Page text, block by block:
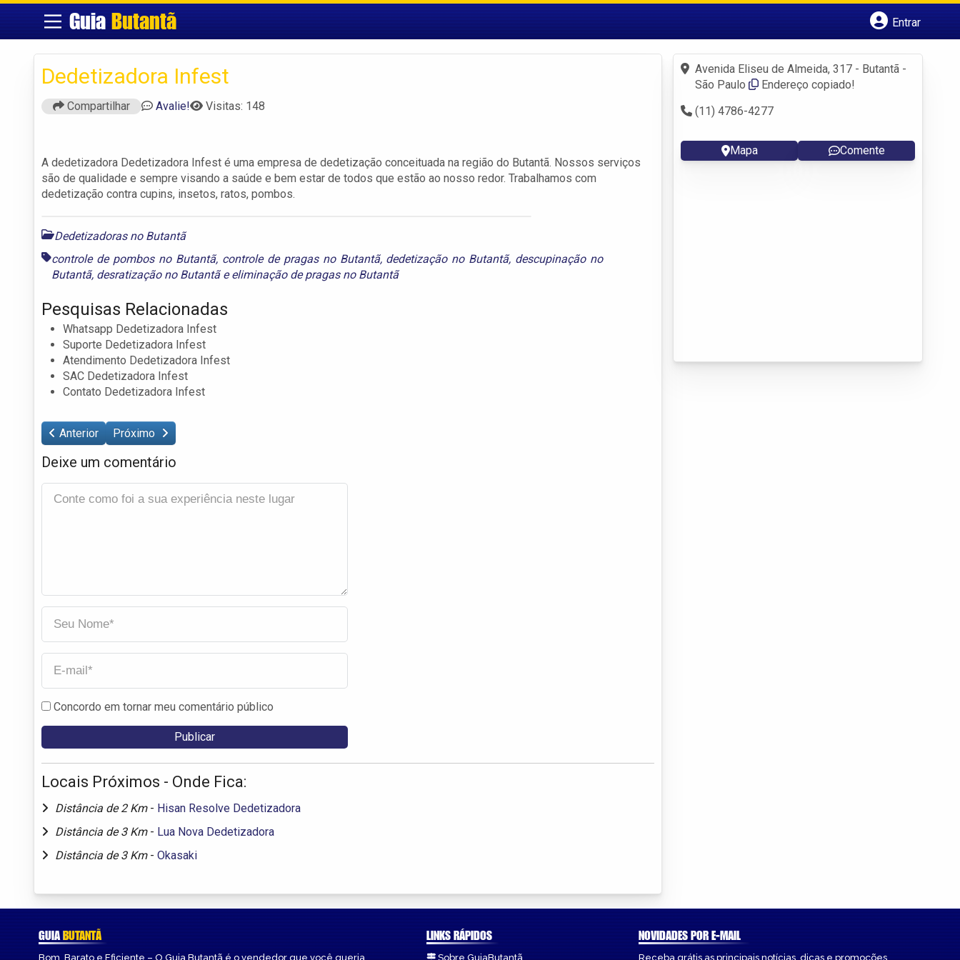
GuiaButantã
Entrar
Fazer login
Criar conta
Dedetizadora Infest
Compartilhar Avalie! Visitas: 148
A dedetizadora Dedetizadora Infest é uma empresa de dedetização conceituada na região do Butantã. Nossos serviços
são de qualidade e sempre visando a saúde e bem estar de todos que estão ao nosso redor. Trabalhamos com
dedetização contra cupins, insetos, ratos, pombos.
Dedetizadoras no Butantã
controle de pombos no Butantã, controle de pragas no Butantã, dedetização no Butantã, descupinação no
Butantã, desratização no Butantãeeliminação de pragas no Butantã
Pesquisas Relacionadas
Whatsapp Dedetizadora Infest
Suporte Dedetizadora Infest
Atendimento Dedetizadora Infest
SAC Dedetizadora Infest
Contato Dedetizadora Infest
Anterior Próximo
Deixe um comentário
Concordo em tornar meu comentário público
Locais Próximos - Onde Fica:
Distância de 2 Km - Hisan Resolve Dedetizadora
Distância de 3 Km - Lua Nova Dedetizadora
Distância de 3 Km - Okasaki
Avenida Eliseu de Almeida, 317 - Butantã -
São Paulo
Endereço copiado!
(11) 4786-4277
Mapa Comente
GUIABUTANTÃ
Bom, Barato e Eficiente – O Guia Butantã é o vendedor que você queria.
LINKS RÁPIDOS
Sobre GuiaButantã
NOVIDADES POR E-MAIL
Receba grátis as principais notícias, dicas e promoções